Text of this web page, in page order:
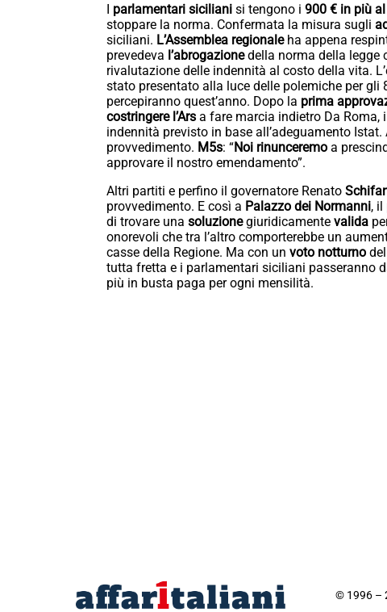
I parlamentari siciliani si tengono i 900 € in più
stoppare la norma. Confermata la misura sugli
siciliani. L’Assemblea regionaleha appena
prevedeva l’abrogazionedella norma della legge
rivalutazione delle indennità al costo della vita.
stato presentato alla luce delle polemiche per
percepiranno quest’anno. Dopo la prima
costringere l’Ars a fare marcia indietro Da
indennità previsto in base all’adeguamento
provvedimento. M5s: “Noi rinunceremo a
approvare il nostro emendamento”.
Altri partiti e perfino il governatore Renato
provvedimento. E così a Palazzo dei Normanni, il
di trovare una soluzionegiuridicamente valida
onorevoli che tra l’altro comporterebbe un
casse della Regione. Ma con un voto notturno
tutta fretta e i parlamentari siciliani passeranno
più in busta paga per ogni mensilità.
© 1996 –